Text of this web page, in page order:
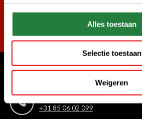
Alles toestaan
Selectie toestaan
Weigeren
Abonneer
Waar kunnen we u mee helpen?
Bel ons gerust
+31 85 06 02 099